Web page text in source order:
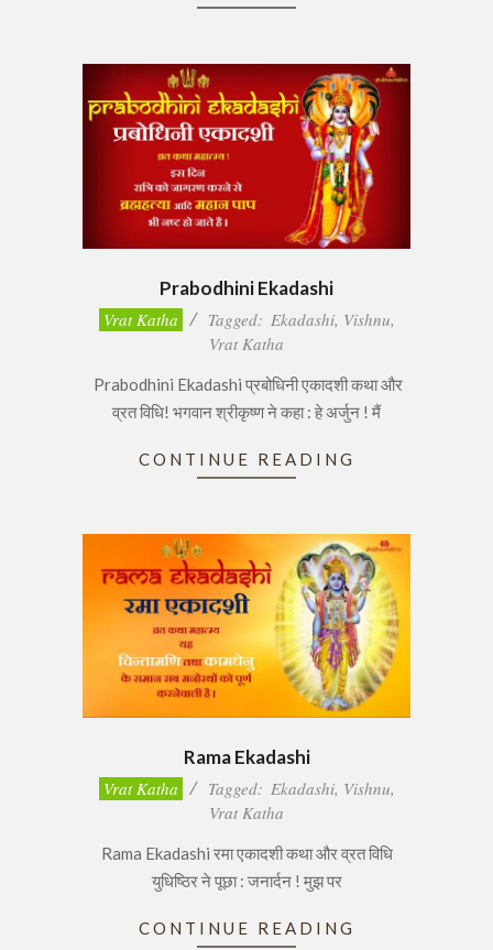
Prabodhini Ekadashi
2017-
Vrat Katha Tagged: Ekadashi, Vishnu,
Vrat Katha
Prabodhini Ekadashi प्रबोधिनी एकादशी कथा और
व्रत विधि! भगवान श्रीकृष्ण ने कहा : हे अर्जुन ! मैं
CONTINUE READING
Rama Ekadashi
2017-
Vrat Katha Tagged: Ekadashi, Vishnu,
Vrat Katha
Rama Ekadashi रमा एकादशी कथा और व्रत विधि
युधिष्ठिर ने पूछा : जनार्दन ! मुझ पर
CONTINUE READING